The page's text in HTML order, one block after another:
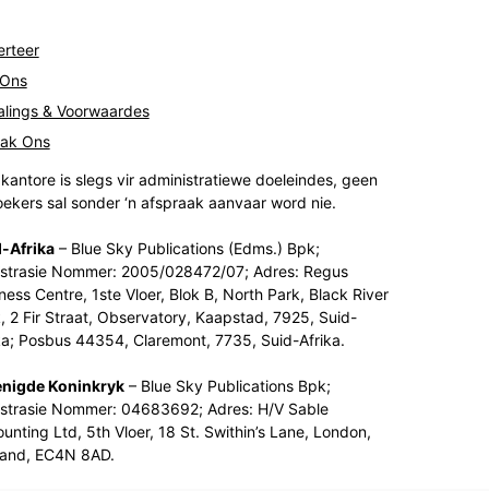
& Voorwaardes
Ons
is slegs vir administratiewe doeleindes, geen
sal sonder ‘n afspraak aanvaar word nie.
Afrika– Blue Sky Publications (Edms.) Bpk;
Nommer: 2005/028472/07; Adres: Regus
Centre, 1ste Vloer, Blok B, North Park, Black River
2 Fir Straat, Observatory, Kaapstad, 7925, Suid-
Posbus 44354, Claremont, 7735, Suid-Afrika.
Koninkryk– Blue Sky Publications Bpk;
Nommer: 04683692; Adres: H/V Sable
Ltd, 5th Vloer, 18 St. Swithin’s Lane, London,
EC4N 8AD.